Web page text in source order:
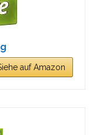
auf Amazon